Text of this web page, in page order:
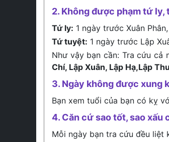
2. Không được phạm tứ
Tứ ly: 1 ngày trước Xuân
Tứ tuyệt: 1 ngày trước Lập
Như vậy bạn cần: Tra cứu cả
Chí, Lập Xuân, Lập Hạ,Lập
3. Ngày không được xung
Bạn xem tuổi của bạn có kỵ
4. Căn cứ sao tốt, sao xấu
Mỗi ngày bạn tra cứu đều liệt